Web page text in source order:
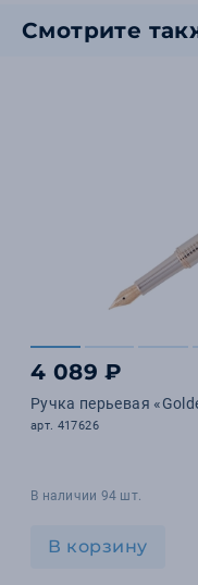
Смотрите
4 089 ₽
Ручка перьевая
арт. 417626
В наличии 94 шт.
В корзину